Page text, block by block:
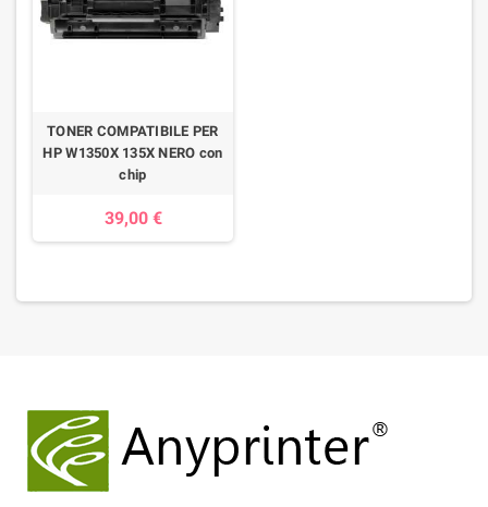
TONER COMPATIBILE PER
HP W1350X 135X NERO con
chip
39,00 €